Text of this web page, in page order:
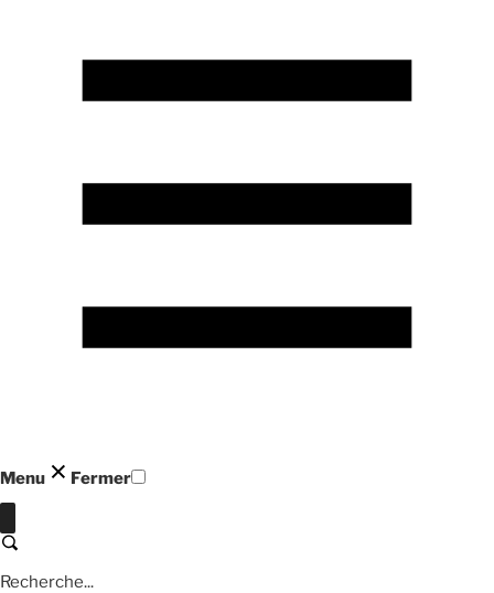
Menu Fermer
Recherche